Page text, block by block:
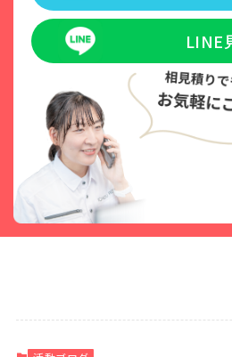
LINE